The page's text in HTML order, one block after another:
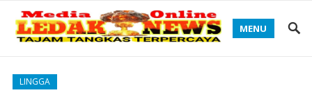
MENU
LINGGA